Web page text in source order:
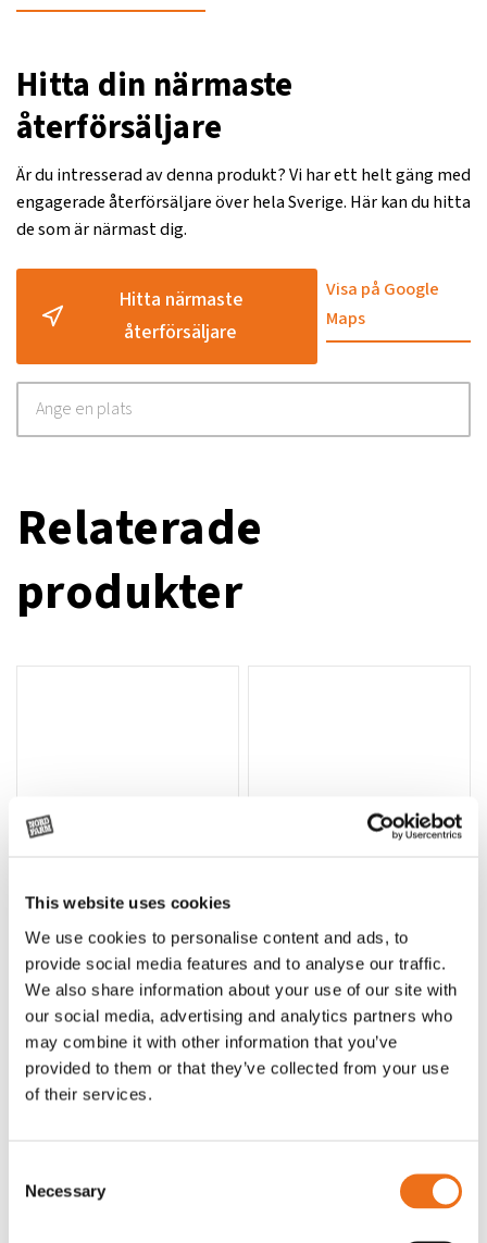
This website uses cookies
We use cookies to personalise content and ads, to
provide social media features and to analyse our traffic.
We also share information about your use of our site with
our social media, advertising and analytics partners who
may combine it with other information that you’ve
provided to them or that they’ve collected from your use
of their services.
Selection
Necessary
Hitta din närmaste
återförsäljare
Är du intresserad av denna produkt? Vi har ett helt gäng med
engagerade återförsäljare över hela Sverige. Här kan du hitta
de som är närmast dig.
Hitta närmaste
återförsäljare
Visa på Google
Maps
Relaterade
produkter
Lägg till i varukorg
Rotor, komplett med slagor
OR80013456G
35 730kr (ex. moms)
Grön truckknapp
A00220
530 kr (ex. moms)